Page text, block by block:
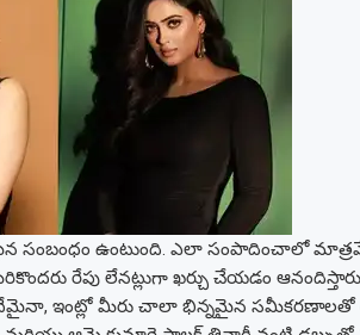
సంబంధం ఉంటుంది. ఎలా సంపాదించాలో
రేపు లేనట్లుగా ఖర్చు చేయడం
ఇంట్లో మీరు చాలా భిన్నమైన సమీకరణాలతో